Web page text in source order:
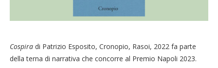
Cospira di Patrizio Esposito, Cronopio, Rasoi, 2022 fa parte
della terna di narrativa che concorre al Premio Napoli 2023.